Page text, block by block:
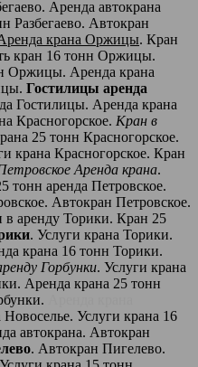
Аренда автокрана
Разбегаево. Автокран
крана Оржицы. Кран
кран 16 тонн Оржицы.
Оржицы. Аренда крана
Гостилицы аренда
Гостилицы. Аренда крана
Красногорское. Кран в
25 тонн Красногорское.
крана Красногорское. Кран
Аренда крана.
тонн аренда Петровское.
Автокран Петровское.
аренду Торики. Кран 25
. Услуги крана Торики.
крана 16 тонн Торики.
Горбунки. Услуги крана
Аренда крана 25 тонн
Услуги крана 16
автокрана. Автокран
. Автокран Пигелево.